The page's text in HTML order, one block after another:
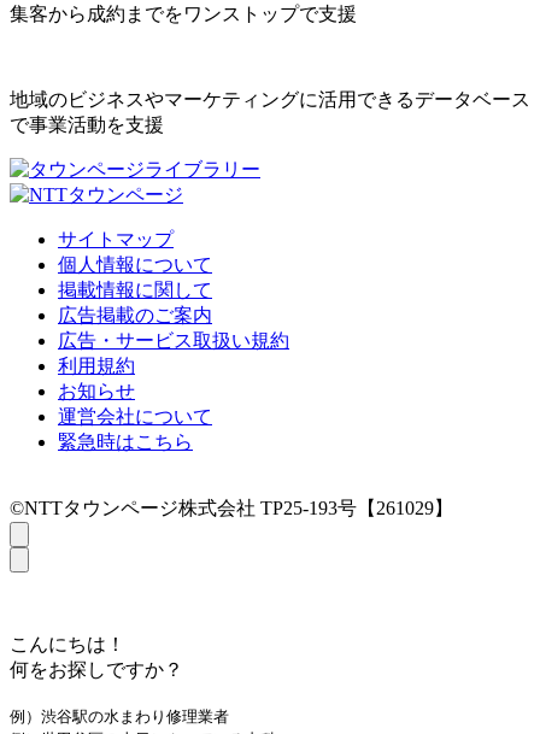
集客から成約までをワンストップで支援
地域のビジネスやマーケティングに活用できるデータベース
で事業活動を支援
サイトマップ
個人情報について
掲載情報に関して
広告掲載のご案内
広告・サービス取扱い規約
利用規約
お知らせ
運営会社について
緊急時はこちら
©NTTタウンページ株式会社 TP25-193号【261029】
こんにちは！
何をお探しですか？
例）渋谷駅の水まわり修理業者